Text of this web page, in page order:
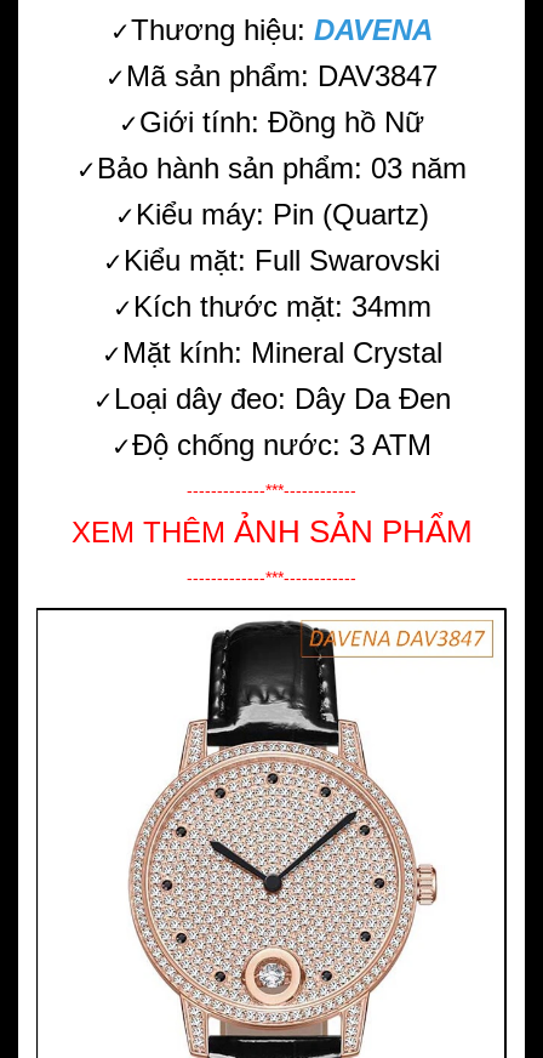
✓Thương hiệu: DAVENA
✓ Mã sản phẩm: DAV3847
✓Giới tính: Đồng hồ Nữ
✓ Bảo hành sản phẩm: 03 năm
✓ Kiểu máy: Pin (Quartz)
✓ Kiểu mặt: Full Swarovski
✓ Kích thước mặt: 34mm
✓ Mặt kính: Mineral Crystal
✓ Loại dây đeo: Dây Da Đen
✓Độ chống nước: 3 ATM
-------------***------------
XEM THÊM ẢNH SẢN PHẨM
-------------***------------